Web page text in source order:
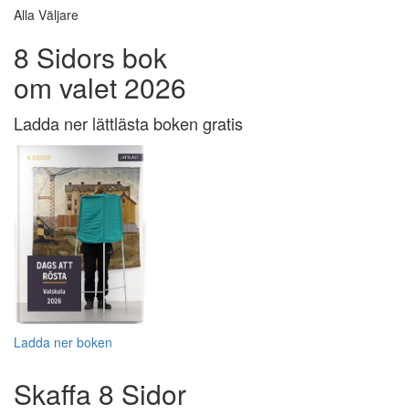
Alla Väljare
8 Sidors bok
om valet 2026
Ladda ner lättlästa boken gratis
Ladda ner boken
Skaffa 8 Sidor